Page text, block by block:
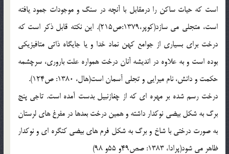
است که حیات ساکن را درمقابل با آنچه در سنگ و موجودات جمود یافته
است، متجلی می سازد(کوپر،1379:ص215). این نکته قابل ذکر است که
درخت برای بسیاری از جوامع کهن نماد خدا و یا جایگاه ذاتی متافیزیکی
بوده است و به علاوه در اندیشه آنان درخت همواره علت باروری، سرچشمه
حکمت و دانش، نام میرایی و تجلی آسمان است(هال، 1380: ص124).
درخت رسم شده بر مهره ای که از چغازنبیل بدست آمده است. تاجی پنج
برگ به شکل بیضی نوکدار داشته و همین درخت بعدها در مفرغ های لرستان
به صورت درختی با شاخ و برگ به شکل فرم های بیضی کنگره ای و نوکدار
ظاهر می شود(پرادا، 1383: صص49و 55و 98)